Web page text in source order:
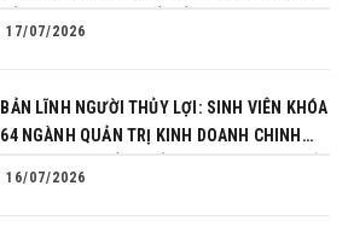
17/07/2026
BẢN LĨNH NGƯỜI THỦY LỢI: SINH VIÊN KHÓA
64 NGÀNH QUẢN TRỊ KINH DOANH CHINH
16/07/2026